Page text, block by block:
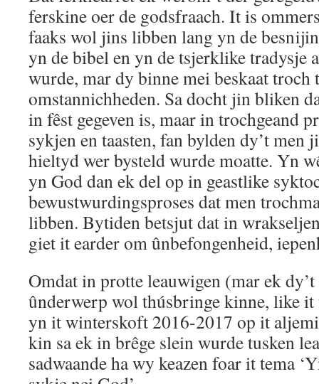
ferskine oer de godsfraach. It is
faaks wol jins libben lang yn de
yn de bibel en yn de tsjerklike tradysje
wurde, mar dy binne mei beskaat troch
omstannichheden. Sa docht jin bliken
in fêst gegeven is, maar in trochgeand
sykjen en taasten, fan bylden dy’t men
hieltyd wer bysteld wurde moatte. Yn
yn God dan ek del op in geastlike
bewustwurdingsproses dat men
libben. Bytiden betsjut dat in
giet it earder om ûnbefongenheid,
Omdat in protte leauwigen (mar ek
ûnderwerp wol thúsbringe kinne, like
yn it winterskoft 2016-2017 op it
kin sa ek in brêge slein wurde tusken
sadwaande ha wy keazen foar it tema